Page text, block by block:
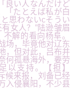
良い人なんだけど
「たとえば私が白
思わないcそうい
女人？”陆逊皱眉
解的看向杨阜。
，毕竟他对辽东
，但对此，吕布并
何孤悬海外，要劳
以支持。【担】
来报，刘备已经
入侵襄阳，不少县